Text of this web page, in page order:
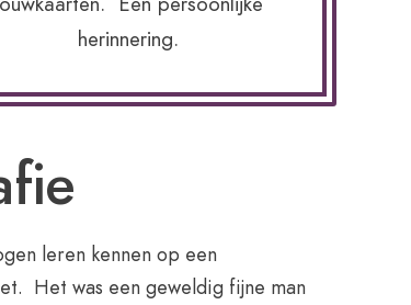
herinnering.
leren kennen op een
Het was een geweldig fijne man